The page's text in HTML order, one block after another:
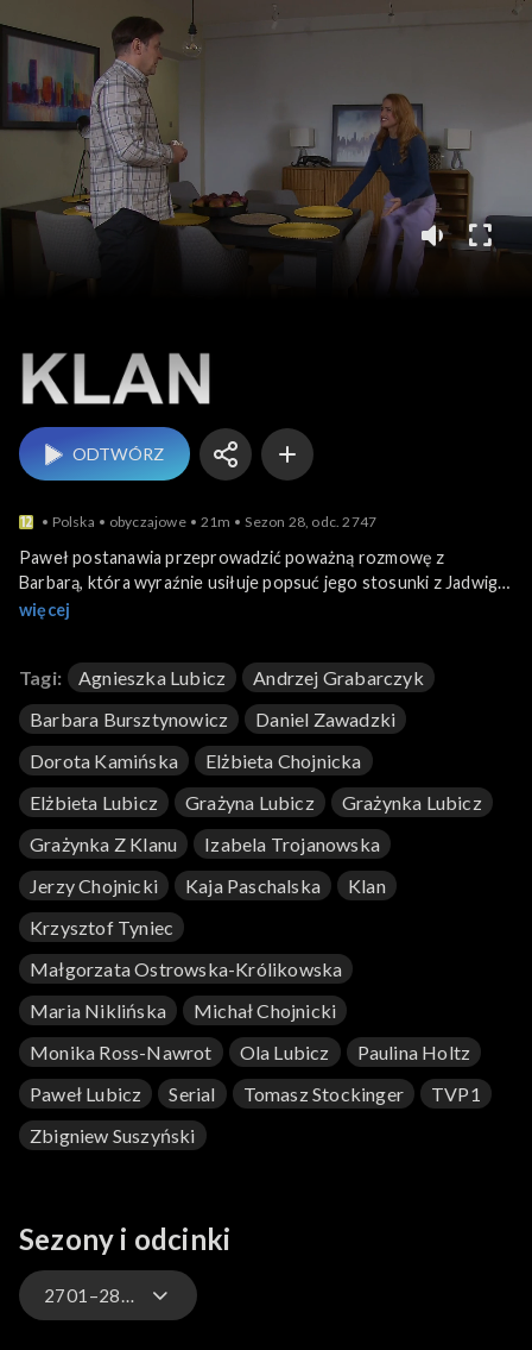
ODTWÓRZ
Polska obyczajowe 21m Sezon 28, odc. 2747
Paweł postanawia przeprowadzić poważną rozmowę z
Barbarą, która wyraźnie usiłuje popsuć jego stosunki z Jadwigą.
Miłosz spotyka się z matką i stara się nakłonić ją do powrotu do
Grażynka wręcza Czesi zaproszenie na ślub. Darek jednak
oświadcza, że w tym terminie będzie w podróży służbowej.
więcej
Tagi: Agnieszka Lubicz
Andrzej Grabarczyk
Barbara Bursztynowicz
Daniel Zawadzki
Dorota Kamińska
Elżbieta Chojnicka
Elżbieta Lubicz
Grażyna Lubicz
Grażynka Lubicz
Grażynka Z Klanu
Izabela Trojanowska
Jerzy Chojnicki
Kaja Paschalska
Klan
Krzysztof Tyniec
Małgorzata Ostrowska-Królikowska
Maria Niklińska
Michał Chojnicki
Monika Ross-Nawrot
Ola Lubicz
Paulina Holtz
Paweł Lubicz
Serial Tomasz Stockinger
TVP1
Zbigniew Suszyński
Sezony i odcinki
2701–2800